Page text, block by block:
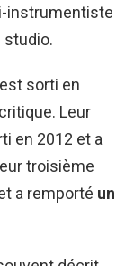
instrumentiste
studio.
sorti en
Leur
en 2012 et a
troisième
a remporté un